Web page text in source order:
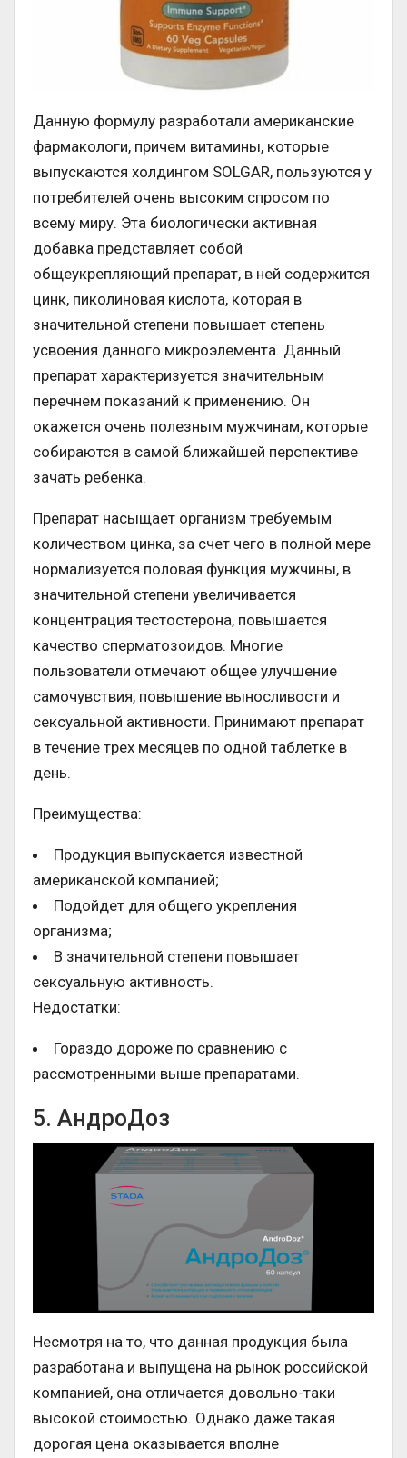
Данную формулу разработали американские
фармакологи, причем витамины, которые
выпускаются холдингом SOLGAR, пользуются у
потребителей очень высоким спросом по
всему миру. Эта биологически активная
добавка представляет собой
общеукрепляющий препарат, в ней содержится
цинк, пиколиновая кислота, которая в
значительной степени повышает степень
усвоения данного микроэлемента. Данный
препарат характеризуется значительным
перечнем показаний к применению. Он
окажется очень полезным мужчинам, которые
собираются в самой ближайшей перспективе
зачать ребенка.
Препарат насыщает организм требуемым
количеством цинка, за счет чего в полной мере
нормализуется половая функция мужчины, в
значительной степени увеличивается
концентрация тестостерона, повышается
качество сперматозоидов. Многие
пользователи отмечают общее улучшение
самочувствия, повышение выносливости и
сексуальной активности. Принимают препарат
в течение трех месяцев по одной таблетке в
день.
Преимущества:
Продукция выпускается известной
американской компанией;
Подойдет для общего укрепления
организма;
В значительной степени повышает
сексуальную активность.
Недостатки:
Гораздо дороже по сравнению с
рассмотренными выше препаратами.
5. АндроДоз
Несмотря на то, что данная продукция была
разработана и выпущена на рынок российской
компанией, она отличается довольно-таки
высокой стоимостью. Однако даже такая
дорогая цена оказывается вполне